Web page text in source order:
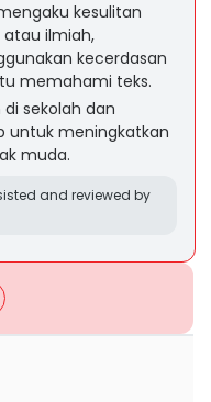
kesulitan
ilmiah,
kecerdasan
memahami teks.
sekolah dan
untuk meningkatkan
muda.
and reviewed by